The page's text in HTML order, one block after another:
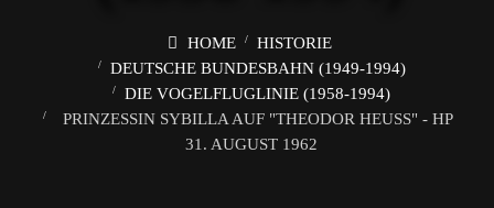
HOME
HISTORIE
DEUTSCHE BUNDESBAHN (1949-1994)
DIE VOGELFLUGLINIE (1958-1994)
PRINZESSIN SYBILLA AUF "THEODOR HEUSS" - HP 3
1. AUGUST 1962